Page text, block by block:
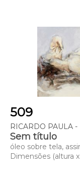
509
RICARDO PAULA -
Sem título
óleo sobre tela,
Dimensões (altura